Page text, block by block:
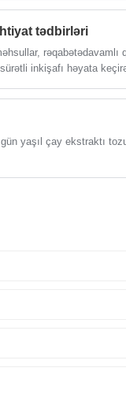
serum ümumi
tərkibini
obez insanları
tədbirləri
rəqabətədavamlı
inkişafı həyata
əməkdaşlıq. Enzim
ilə təsdiq edilmişdir.
yaşıl çay ekstraktı